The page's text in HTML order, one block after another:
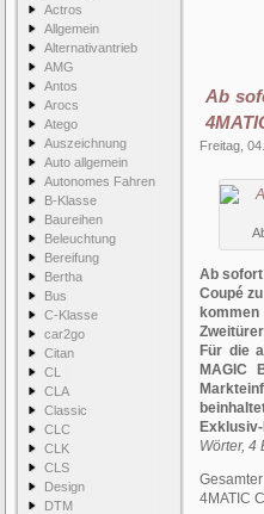
Actros
Allgemein
Alternativantrieb
AMG
Antos
Arocs
Atego
Auszeichnung
Auto allgemein
Autonomes Fahren
B-Klasse
Baureihen
Beleuchtung
Bereifung
Bertha
Bus
C-Klasse
car2go
Citan
CL
CLA
Classic
CLC
CLK
CLS
Design
DTM
Ab
Freitag,
Ab sofort
Coupé
Für die
MAGIC
Wörter, 4
4MATIC